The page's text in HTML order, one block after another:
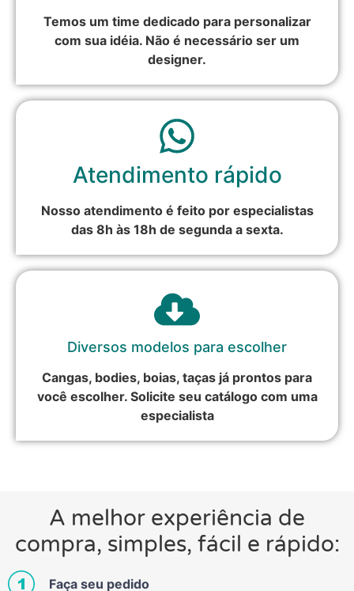
Temos um time dedicado para personalizar
com sua idéia. Não é necessário ser um
designer.
Atendimento rápido
Nosso atendimento é feito por especialistas
das 8h às 18h de segunda a sexta.
Diversos modelos para escolher
Cangas, bodies, boias, taças já prontos para
você escolher. Solicite seu catálogo com uma
especialista
A melhor experiência de
compra, simples, fácil e rápido:
Faça seu pedido